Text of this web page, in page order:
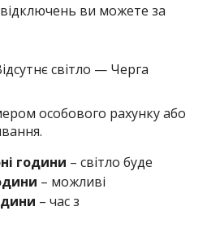
ви можете за
світло — Черга
особового рахунку або
години – світло буде
– можливі
– час з